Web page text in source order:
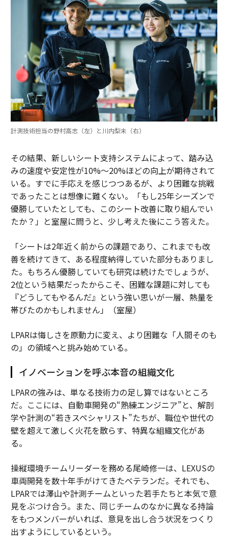
計測技術担当の野村高志（左）と川内梨未（右）
その結果、新しいシート支持システムによって、踏み込
みの速度や安定性が10%〜20%ほどの向上が期待されて
いる。すでに手応えを感じつつあるが、より困難な挑戦
であったことは想像に難くない。「もし25年シーズンで
優勝していたとしても、このシート改善に取り組んでい
たか？」と室屋に問うと、少し考えた後にこう答えた。
「シートは2年近く前からの課題であり、これまでも改
善を続けてきて、ある程度納得していた部分もありまし
た。もちろん優勝していても研究は続けたでしょうが、
2位という結果だったからこそ、困難な課題に対しても
『どうしてもやるんだ』という強い思いが一層、熱量を
帯びたのかもしれません」（室屋）
LPARは悔しさを原動力に変え、より困難な「人間そのも
の」の領域へと挑み始めている。
イノベーションを呼ぶ本音の組織文化
LPARの強みは、単なる技術力の足し算ではないところ
だ。ここには、自動車開発の“熟練エンジニア”と、解剖
学や計測の“若きスペシャリスト”たちが、職位や世代の
壁を超えて激しく火花を散らす、特異な組織文化があ
る。
操縦環境チームリーダーを務める尾崎修一は、LEXUSの
車両開発を数十年手がけてきたベテランだ。それでも、
LPARでは澤山や計測チームといった若手たちと本気で意
見をぶつけ合う。また、同じチームのなかに異なる持論
をもつメンバーがいれば、意見を出し合う状況をつくり
出すようにしているという。